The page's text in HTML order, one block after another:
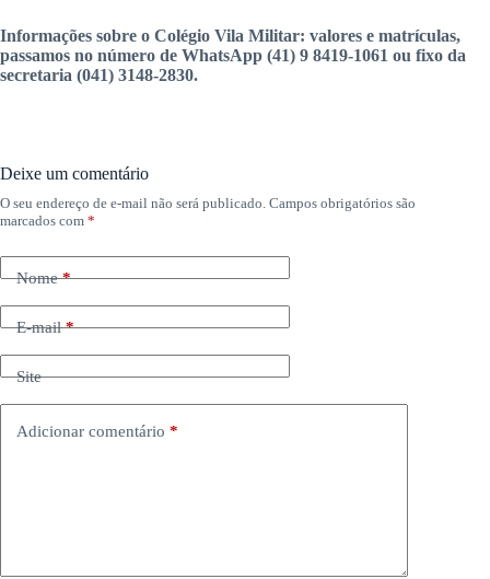
Informações sobre o Colégio Vila Militar: valores e matrículas,
passamos no número de WhatsApp (41) 9 8419-1061 ou fixo da
secretaria (041) 3148-2830.
Deixe um comentário
O seu endereço de e-mail não será publicado. Campos obrigatórios são
marcados com *
Nome*
E-mail*
Site
Adicionar comentário *